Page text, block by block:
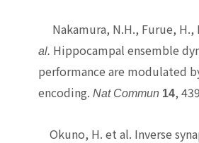
Nakamura, N.H., Furue, H.,
al. Hippocampal ensemble
performance are modulated
encoding.Nat Commun 14,
Okuno, H. et al. Inverse